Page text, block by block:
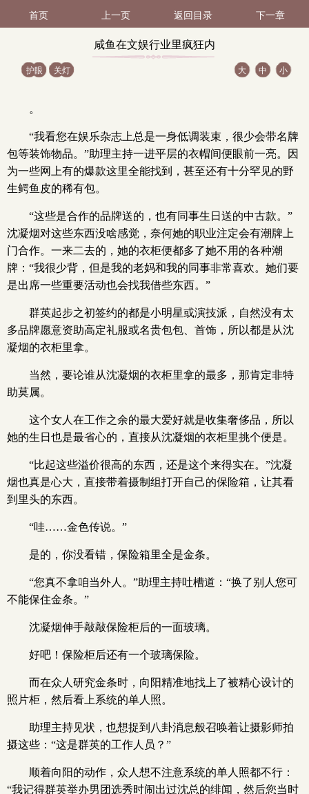
首页 上一页 返回目录 下一章
咸鱼在文娱行业里疯狂内
护眼 关灯 大 中 小
。
“我看您在娱乐杂志上总是一身低调装束，很少会带名牌
包等装饰物品。”助理主持一进平层的衣帽间便眼前一亮。因
为一些网上有的爆款这里全能找到，甚至还有十分罕见的野
生鳄鱼皮的稀有包。
“这些是合作的品牌送的，也有同事生日送的中古款。”
沈凝烟对这些东西没啥感觉，奈何她的职业注定会有潮牌上
门合作。一来二去的，她的衣柜便都多了她不用的各种潮
牌：“我很少背，但是我的老妈和我的同事非常喜欢。她们要
是出席一些重要活动也会找我借些东西。”
群英起步之初签约的都是小明星或演技派，自然没有太
多品牌愿意资助高定礼服或名贵包包、首饰，所以都是从沈
凝烟的衣柜里拿。
当然，要论谁从沈凝烟的衣柜里拿的最多，那肯定非特
助莫属。
这个女人在工作之余的最大爱好就是收集奢侈品，所以
她的生日也是最省心的，直接从沈凝烟的衣柜里挑个便是。
“比起这些溢价很高的东西，还是这个来得实在。”沈凝
烟也真是心大，直接带着摄制组打开自己的保险箱，让其看
到里头的东西。
“哇……金色传说。”
是的，你没看错，保险箱里全是金条。
“您真不拿咱当外人。”助理主持吐槽道：“换了别人您可
不能保住金条。”
沈凝烟伸手敲敲保险柜后的一面玻璃。
好吧！保险柜后还有一个玻璃保险。
而在众人研究金条时，向阳精准地找上了被精心设计的
照片柜，然后看上系统的单人照。
助理主持见状，也想捉到八卦消息般召唤着让摄影师拍
摄这些：“这是群英的工作人员？”
顺着向阳的动作，众人想不注意系统的单人照都不行：
“我记得群英举办男团选秀时闹出过沈总的绯闻，然后您当时